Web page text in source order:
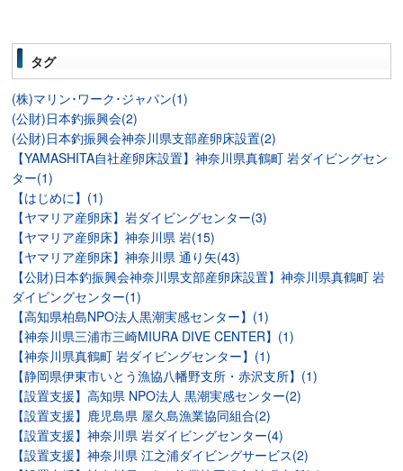
タグ
(株)マリン･ワーク･ジャパン(1)
(公財)日本釣振興会(2)
(公財)日本釣振興会神奈川県支部産卵床設置(2)
【YAMASHITA自社産卵床設置】神奈川県真鶴町 岩ダイビングセン
ター(1)
【はじめに】(1)
【ヤマリア産卵床】岩ダイビングセンター(3)
【ヤマリア産卵床】神奈川県 岩(15)
【ヤマリア産卵床】神奈川県 通り矢(43)
【公財)日本釣振興会神奈川県支部産卵床設置】神奈川県真鶴町 岩
ダイビングセンター(1)
【高知県柏島NPO法人黒潮実感センター】(1)
【神奈川県三浦市三崎MIURA DIVE CENTER】(1)
【神奈川県真鶴町 岩ダイビングセンター】(1)
【静岡県伊東市いとう漁協八幡野支所・赤沢支所】(1)
【設置支援】高知県 NPO法人 黒潮実感センター(2)
【設置支援】鹿児島県 屋久島漁業協同組合(2)
【設置支援】神奈川県 岩ダイビングセンター(4)
【設置支援】神奈川県 江之浦ダイビングサービス(2)